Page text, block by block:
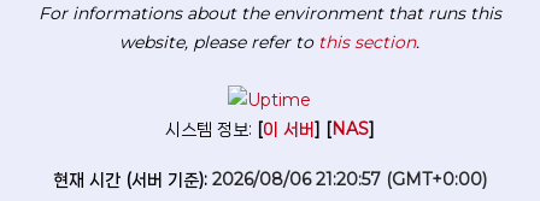
For informations about the environment that runs this
website, please refer to this section.
시스템 정보: [이 서버] [NAS]
현재 시간 (서버 기준): 2026/08/06 21:20:58 (GMT+0:00)